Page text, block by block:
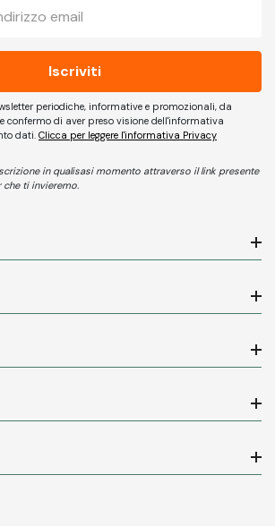
periodiche, informative e promozionali, da
di aver preso visione dell'informativa
dati. Clicca per leggere l'informativa Privacy
in qualisasi momento attraverso il link presente
che ti invieremo.